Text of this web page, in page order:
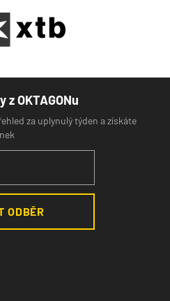
OKTAGONu
za uplynulý týden a získáte
ODBĚR